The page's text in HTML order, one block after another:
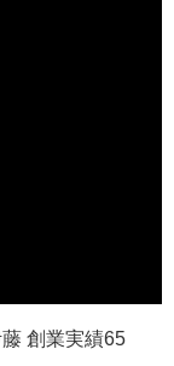
創業実績65